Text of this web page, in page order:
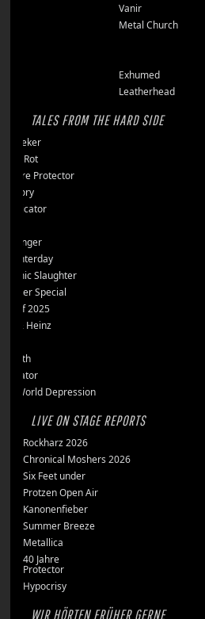
Vanir
Metal Church
Exhumed
Leatherhead
TALES FROM THE HARD SIDE
Endseeker
Jungle Rot
40 Jahre Protector
Vomitory
Messticator
Clawfinger
Slaughterday
Teutonic Slaughter
Silvester Special
Best of 2025
Inge & Heinz
Stillbirth
Knorkator
New World Depression
LIVE ON STAGE REPORTS
Rockharz 2026
Chronical Moshers 2026
Six Feet under
Protzen Open Air
Kanonenfieber
Summer Breeze
Metallica
40 Jahre
Protector
Hypocrisy
WIR HÖRTEN FRÜHER GERNE